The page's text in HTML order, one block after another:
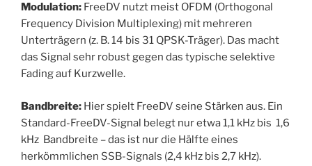
Modulation: FreeDV nutzt meist OFDM (Orthogonal
Frequency Division Multiplexing) mit mehreren
Unterträgern (z. B. 14 bis 31 QPSK-Träger). Das macht
das Signal sehr robust gegen das typische selektive
Fading auf Kurzwelle.
Bandbreite: Hier spielt FreeDV seine Stärken aus. Ein
Standard-FreeDV-Signal belegt nur etwa 1,1 kHz bis 1,6
kHz Bandbreite – das ist nur die Hälfte eines
herkömmlichen SSB-Signals (2,4 kHz bis 2,7 kHz).